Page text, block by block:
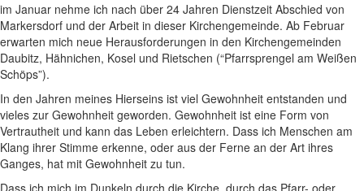
im Januar nehme ich nach über 24 Jahren Dienstzeit Abschied von
Markersdorf und der Arbeit in dieser Kirchengemeinde. Ab Februar
erwarten mich neue Herausforderungen in den Kirchengemeinden
Daubitz, Hähnichen, Kosel und Rietschen (“Pfarrsprengel am Weißen
Schöps”).
In den Jahren meines Hierseins ist viel Gewohnheit entstanden und
vieles zur Gewohnheit geworden. Gewohnheit ist eine Form von
Vertrautheit und kann das Leben erleichtern. Dass ich Menschen am
Klang ihrer Stimme erkenne, oder aus der Ferne an der Art ihres
Ganges, hat mit Gewohnheit zu tun.